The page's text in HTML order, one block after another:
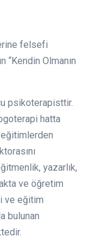
felsefi
“Kendin Olmanın
psikoterapisttir.
hatta
yazarlık,
ve öğretim
ve eğitim
bulunan